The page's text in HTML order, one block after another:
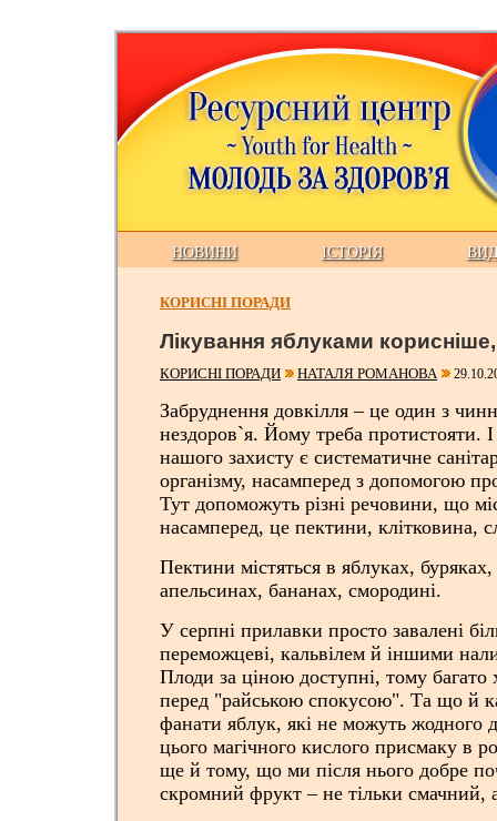
НОВИНИ ІСТОРІЯ
КОРИСНІ ПОРАДИ
Лікування яблуками
КОРИСНІ ПОРАДИ НАТАЛЯ РОМАНОВА
Забруднення довкілля – це один з
нездоров`я. Йому треба протистояти.
нашого захисту є систематичне
організму, насамперед з допомогою
Тут допоможуть різні речовини, що
насамперед, це пектини, клітковина,
Пектини містяться в яблуках,
апельсинах, бананах, смородині.
У серпні прилавки просто завалені
переможцеві, кальвілем й іншими
Плоди за ціною доступні, тому
перед "райською спокусою". Та що й
фанати яблук, які не можуть жодного
цього магічного кислого присмаку в
ще й тому, що ми після нього добре
скромний фрукт – не тільки смачний,